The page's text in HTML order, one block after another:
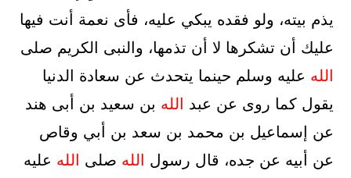
يذم بيته، ولو فقده يبكي عليه، فأى نعمة أنت فيها
عليك أن تشكرها لا أن تذمها، والنبى الكريم صلى
الله عليه وسلم حينما يتحدث عن سعادة الدنيا
يقول كما روى عن عبد الله بن سعيد بن أبى هند
عن إسماعيل بن محمد بن سعد بن أبي وقاص
عن أبيه عن جده، قال رسول الله صلى الله عليه